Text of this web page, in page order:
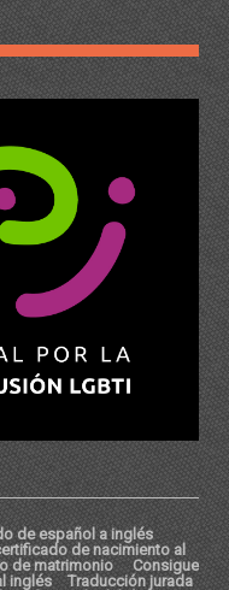
de español a inglés
de nacimiento al
de matrimonio
Consigue
inglés
Traducción jurada